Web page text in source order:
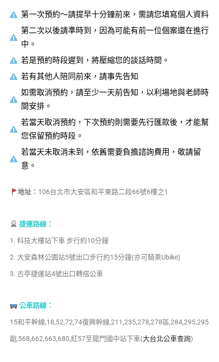
第一次預約～請提早十分鐘前來，需請您填寫個人資料
第二次以後請準時到，因為可能有前一位個案還在進行
中。
若是預約時段遲到，將壓縮您的談話時間。
若有其他人陪同前來，請事先告知
如需取消預約，請至少一天前告知，以利場地與老師時
間安排。
若當天取消預約，下次預約則需要先行匯款後，才能幫
您保留預約時段。
若當天未取消未到，依舊需要負擔諮詢費用，敬請留
意。
地址： 106台北市大安區和平東路二段66號6樓之1
捷運路線：
1. 科技大樓站下車 步行約10分鐘
2. 大安森林公園站5號出口步行約15分鐘(亦可騎乘Ubike)
3. 古亭捷運站4號出口轉搭公車
公車路線：
15和平幹線,18,52,72,74復興幹線,211,235,278,278區,284,295,295
副 ,568,662,663,680,紅57至龍門國中站下車(大台北公車查詢)